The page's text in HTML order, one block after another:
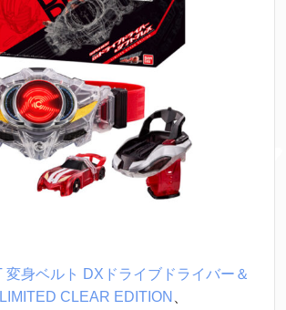
変身ベルト DXドライブドライバー＆
CLEAR EDITION